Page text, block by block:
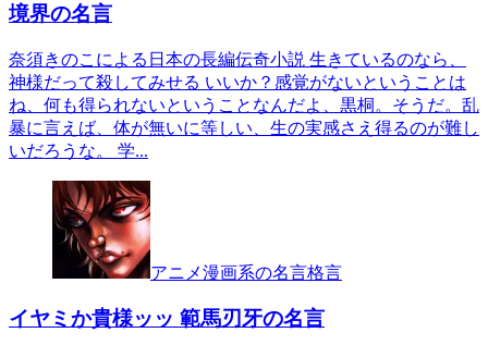
境界の名言
奈須きのこによる日本の長編伝奇小説 生きているのなら、
神様だって殺してみせる いいか？感覚がないということは
ね、何も得られないということなんだよ、黒桐。そうだ。乱
暴に言えば、体が無いに等しい、生の実感さえ得るのが難し
いだろうな。 学...
アニメ漫画系の名言格言
イヤミか貴様ッッ 範馬刃牙の名言